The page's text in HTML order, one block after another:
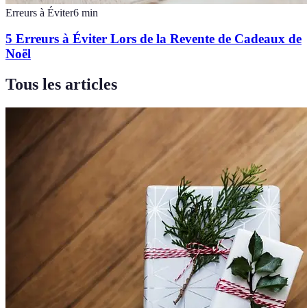
Erreurs à Éviter6 min
5 Erreurs à Éviter Lors de la Revente de Cadeaux de
Noël
Tous les articles